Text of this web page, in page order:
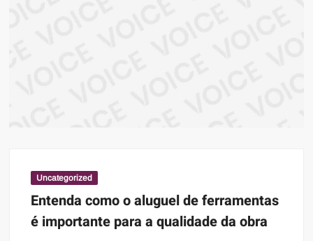
Uncategorized
Entenda como o aluguel de ferramentas
é importante para a qualidade da obra